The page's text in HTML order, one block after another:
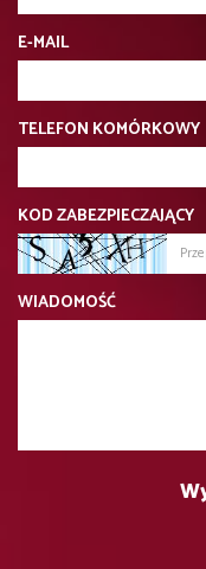
E-MAIL
TELEFON KOMÓRKOWY
KOD ZABEZPIECZAJĄCY
WIADOMOŚĆ